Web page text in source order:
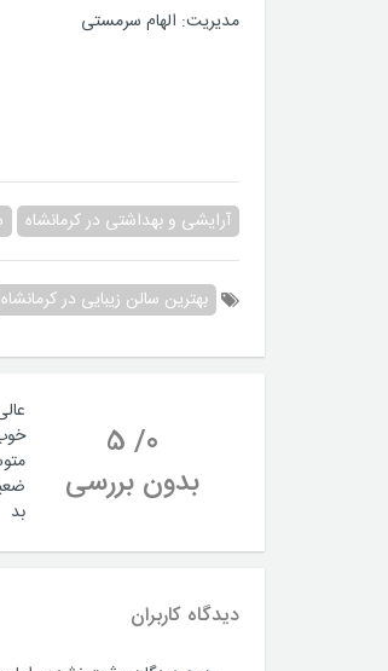
مدیریت: الهام سرمستی
آرایشی و بهداشتی در کرمانشاه
بهترین سالن زیبایی در کرمانشاه
0
/
5
بدون بررسی
بد
دیدگاه کاربران